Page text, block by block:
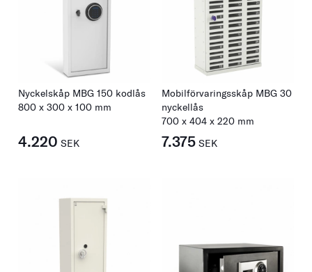
Nyckelskåp MBG 150 kodlås
800 x 300 x 100 mm
4.220 SEK
Mobilförvaringsskåp MBG 30
nyckellås
700 x 404 x 220 mm
7.375 SEK